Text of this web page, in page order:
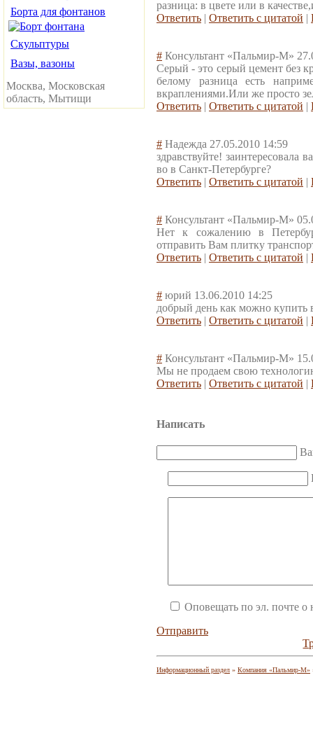
Борта для фонтанов
Скульптуры
Вазы, вазоны
Москва, Московская
область, Мытищи
разница: в цвете или в
Ответить
Ответить с цитатой
# Консультант «Пальмир-М»
Серый - это серый цемент без
белому разница есть
вкраплениями.Или же просто
Ответить
Ответить с цитатой
# Надежда 27.05.2010 14:59
здравствуйте! заинтересовала
во в Санкт-Петербурге?
Ответить
Ответить с цитатой
# Консультант «Пальмир-М»
Нет к сожалению в
отправить Вам плитку
Ответить
Ответить с цитатой
# юрий 13.06.2010 14:25
добрый день как можно купить
Ответить
Ответить с цитатой
# Консультант «Пальмир-М»
Мы не продаем свою
Ответить
Ответить с цитатой
Написать
Оповещать по эл. почте о
Отправить
Информационный раздел » Компания «Пальмир-М»